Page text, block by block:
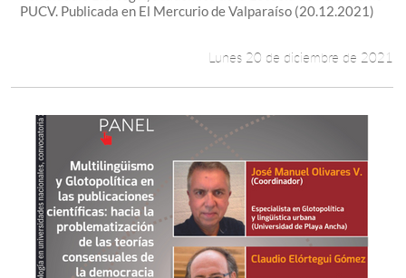
PUCV. Publicada en El Mercurio de Valparaíso (20.12.2021)
Lunes 20 de diciembre de 2021